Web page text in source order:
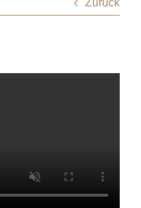
Zurück